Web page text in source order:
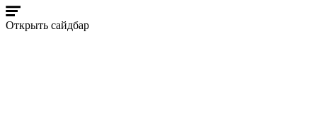
Открыть сайдбар